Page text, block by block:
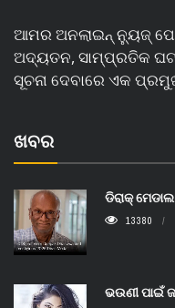
ଆମର ଅନଲାଇନ୍ ନ୍ୟୁଜ୍
ଅଦ୍ୟତନ, ସାମ୍ପ୍ରତିକ
ସୂଚନା ଦେବାରେ ଏକ
ଖବର
ଡିରାକ୍
13380
ଭଉଣୀ ପାଇଁ